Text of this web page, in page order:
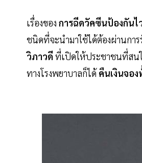
เรื่องของ การฉีดวัคซีนป้องกันไ
ชนิดที่จะนำมาใช้ได้ต้องผ่านการ
วิภาวดี ที่เปิดให้ประชาชนที่สน
ทางโรงพยาบาลก็ได้คืนเงินจอ